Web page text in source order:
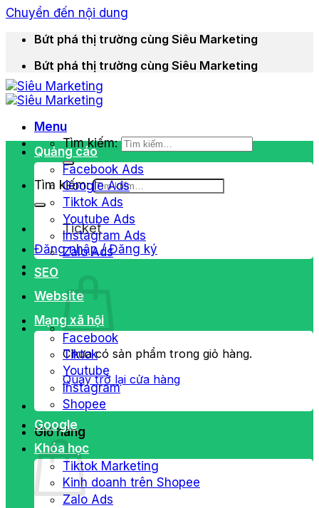
Chuyển đến nội dung
Bứt phá thị trường cùng Siêu Marketing
Bứt phá thị trường cùng Siêu Marketing
Menu
Tìm kiếm:
Tìm kiếm:
Ticket
Đăng nhập / Đăng ký
Chưa có sản phẩm trong giỏ hàng.
Quay trở lại cửa hàng
Giỏ hàng
Quảng cáo
Facebook Ads
Google Ads
Tiktok Ads
Youtube Ads
Instagram Ads
Zalo Ads
SEO
Website
Mạng xã hội
Facebook
Tiktok
Youtube
Instagram
Shopee
Google
Khóa học
Tiktok Marketing
Kinh doanh trên Shopee
Zalo Ads